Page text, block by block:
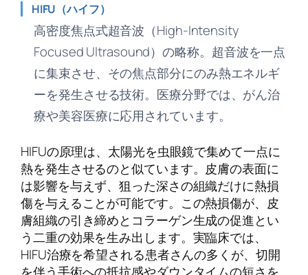
HIFU（ハイフ）
高密度焦点式超音波（High-Intensity
Focused Ultrasound）の略称。超音波を一点
に集束させ、その焦点部分にのみ熱エネルギ
ーを発生させる技術。医療分野では、がん治
療や美容医療に応用されています。
HIFUの原理は、太陽光を虫眼鏡で集めて一点に
熱を発生させるのと似ています。皮膚の表面に
は影響を与えず、狙った深さの組織だけに熱損
傷を与えることが可能です。この熱損傷が、皮
膚組織の引き締めとコラーゲン生成の促進とい
う二重の効果を生み出します。実臨床では、
HIFU治療を希望される患者さんの多くが、切開
を伴う手術への抵抗感やダウンタイムの短さを